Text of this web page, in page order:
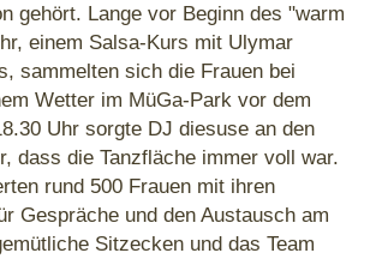
gehört. Lange vor Beginn des "warm
einem Salsa-Kurs mit Ulymar
sammelten sich die Frauen bei
Wetter im MüGa-Park vor dem
Uhr sorgte DJ diesuse an den
dass die Tanzfläche immer voll war.
rund 500 Frauen mit ihren
Gespräche und den Austausch am
Sitzecken und das Team